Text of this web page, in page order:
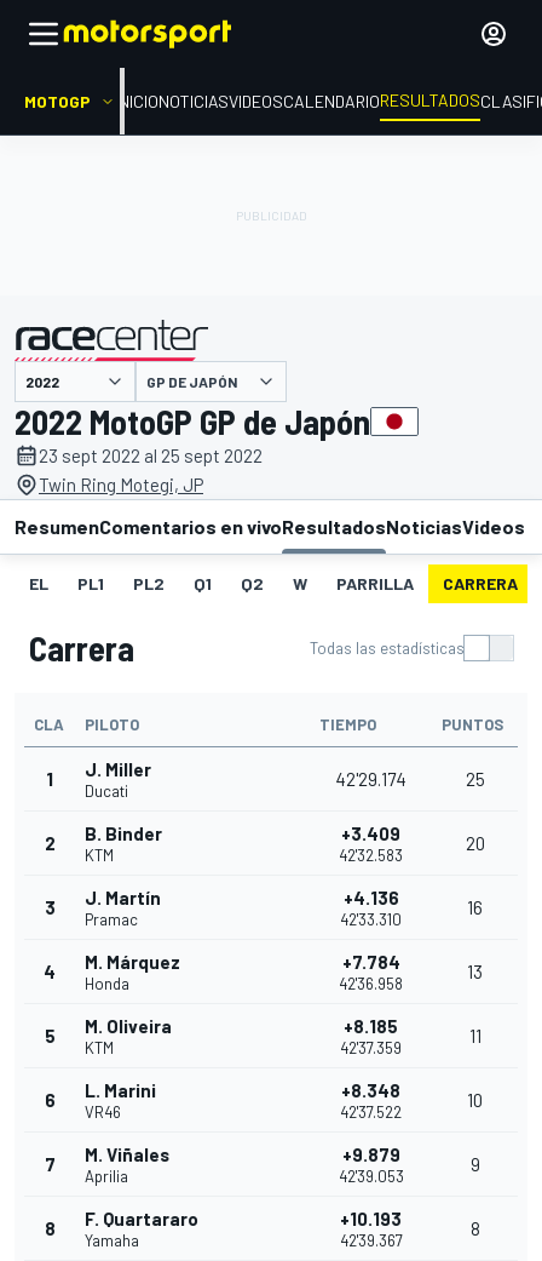
MOTOGP INICIONOTICIASVIDEOSCALENDARIORESULTADOS
presentado por GP DE JAPÓN
2022 MotoGP GP de Japón
23 sept 2022 al 25 sept 2022
Twin Ring Motegi, JP
ResumenComentarios en vivoResultadosNoticiasVideos
EL PL1 PL2 Q1 Q2 W PARRILLA CARRERA
Carrera Todas las estadísticas
CLA PILOTO TIEMPO PUNTOS
1 J. Miller
Ducati
42'29.174 25
2 B. Binder
KTM
+3.409
42'32.583
20
3 J. Martín
Pramac
+4.136
42'33.310
16
4 M. Márquez
Honda
+7.784
42'36.958
13
5 M. Oliveira
KTM
+8.185
42'37.359
11
6 L. Marini
VR46
+8.348
42'37.522
10
7 M. Viñales
Aprilia
+9.879
42'39.053
9
8 F. Quartararo
Yamaha
+10.193
42'39.367
8